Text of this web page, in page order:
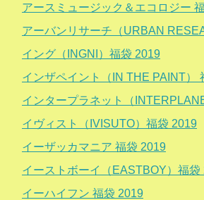
アースミュージック＆エコロジー
アーバンリサーチ（URBAN
イング（INGNI）福袋 2019
インザペイント（IN THE PAINT）
インタープラネット（
イヴィスト（IVISUTO）福袋 2019
イーザッカマニア 福袋 2019
イーストボーイ（EASTBOY）福袋
イーハイフン 福袋 2019